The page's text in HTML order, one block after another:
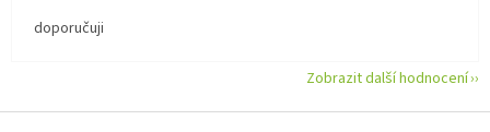
doporučuji
Zobrazit další hodnocení